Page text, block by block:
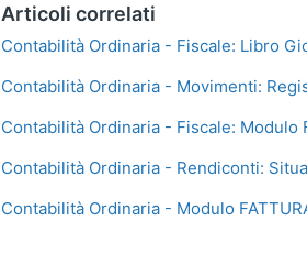
Articoli correlati
Contabilità Ordinaria - Fiscale: Libro
Contabilità Ordinaria - Movimenti:
Contabilità Ordinaria - Fiscale: Modulo
Contabilità Ordinaria - Rendiconti:
Contabilità Ordinaria - Modulo